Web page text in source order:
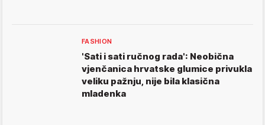
FASHION
'Sati i sati ručnog rada': Neobična
vjenčanica hrvatske glumice privukla
veliku pažnju, nije bila klasična
mladenka